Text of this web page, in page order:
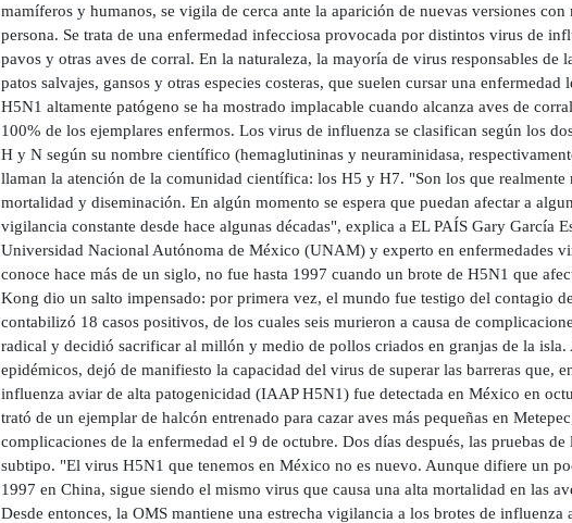
mamíferos y humanos, se vigila de cerca ante la aparición de nuevas versiones
persona. Se trata de una enfermedad infecciosa provocada por distintos virus de
pavos y otras aves de corral. En la naturaleza, la mayoría de virus responsables de
patos salvajes, gansos y otras especies costeras, que suelen cursar una
H5N1 altamente patógeno se ha mostrado implacable cuando alcanza aves de
100% de los ejemplares enfermos. Los virus de influenza se clasifican según los
H y N según su nombre científico (hemaglutininas y neuraminidasa,
llaman la atención de la comunidad científica: los H5 y H7. "Son los que
mortalidad y diseminación. En algún momento se espera que puedan afectar a
vigilancia constante desde hace algunas décadas", explica a EL PAÍS Gary García
Universidad Nacional Autónoma de México (UNAM) y experto en enfermedades
conoce hace más de un siglo, no fue hasta 1997 cuando un brote de H5N1 que
Kong dio un salto impensado: por primera vez, el mundo fue testigo del contagio
contabilizó 18 casos positivos, de los cuales seis murieron a causa de
radical y decidió sacrificar al millón y medio de pollos criados en granjas de la isla.
epidémicos, dejó de manifiesto la capacidad del virus de superar las barreras que,
influenza aviar de alta patogenicidad (IAAP H5N1) fue detectada en México en
trató de un ejemplar de halcón entrenado para cazar aves más pequeñas en
complicaciones de la enfermedad el 9 de octubre. Dos días después, las pruebas
subtipo. "El virus H5N1 que tenemos en México no es nuevo. Aunque difiere un
1997 en China, sigue siendo el mismo virus que causa una alta mortalidad en las
Desde entonces, la OMS mantiene una estrecha vigilancia a los brotes de